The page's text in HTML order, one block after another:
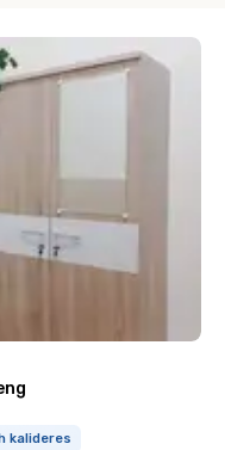
kalideres